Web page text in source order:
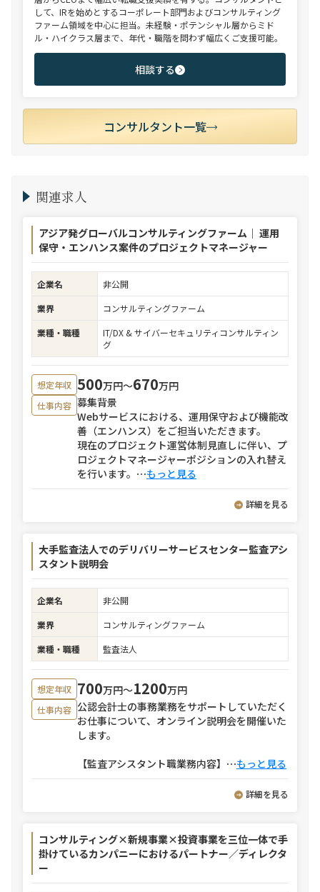
して、IRを始めとするコーポレート部門およびコンサルティング
ファーム領域を中心に担当。未経験・ポテンシャル層からミド
ル・ハイクラス層まで、年代・職階を問わず幅広くご支援可能。
相談する
コンサルタント一覧
関連求人
アジア発グローバルコンサルティングファーム｜ 運用
保守・エンハンス案件のプロジェクトマネージャー
企業名
非公開
業界
コンサルティングファーム
業種・職種
IT/DX & サイバーセキュリティコンサルティン
グ
想定年収 500万円〜670万円
仕事内容 募集背景
Webサービスにおける、運用保守および機能改
善（エンハンス）をご担当いただきます。
現在のプロジェクト運営体制見直しに伴い、プ
ロジェクトマネージャーポジションの入れ替え
を行います。 ⋯もっと見る
詳細を見る
大手監査法人でのデリバリーサービスセンター監査アシ
スタント説明会
企業名
非公開
業界
コンサルティングファーム
業種・職種
監査法人
想定年収 700万円〜1200万円
仕事内容 公認会計士の事務業務をサポートしていただく
お仕事について、オンライン説明会を開催いた
します。
【監査アシスタント職業務内容】 ⋯もっと見る
詳細を見る
コンサルティング×新規事業×投資事業を三位一体で手
掛けているカンパニーにおけるパートナー／ディレクタ
ー